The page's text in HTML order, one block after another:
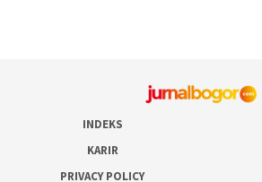
INDEKS
KARIR
PRIVACY POLICY